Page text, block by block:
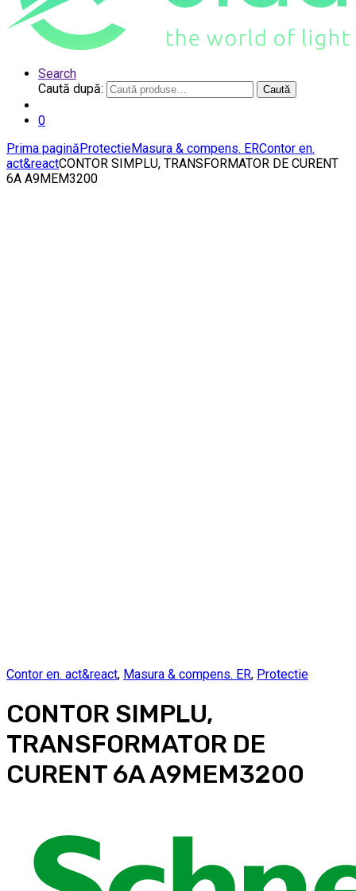
Search
Caută după:
Caută
0
Prima paginăProtectieMasura & compens. ERContor en.
act&reactCONTOR SIMPLU, TRANSFORMATOR DE CURENT
6A A9MEM3200
Contor en. act&react, Masura & compens. ER, Protectie
CONTOR SIMPLU,
TRANSFORMATOR DE
CURENT 6A A9MEM3200